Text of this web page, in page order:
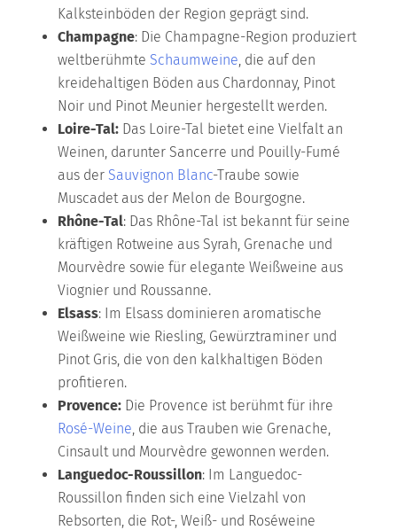
Kalksteinböden der Region geprägt sind.
Champagne: Die Champagne-Region produziert
weltberühmte Schaumweine, die auf den
kreidehaltigen Böden aus Chardonnay, Pinot
Noir und Pinot Meunier hergestellt werden.
Loire-Tal:Das Loire-Tal bietet eine Vielfalt an
Weinen, darunter Sancerre und Pouilly-Fumé
aus der Sauvignon Blanc-Traube sowie
Muscadet aus der Melon de Bourgogne.
Rhône-Tal: Das Rhône-Tal ist bekannt für seine
kräftigen Rotweine aus Syrah, Grenache und
Mourvèdre sowie für elegante Weißweine aus
Viognier und Roussanne.
Elsass: Im Elsass dominieren aromatische
Weißweine wie Riesling, Gewürztraminer und
Pinot Gris, die von den kalkhaltigen Böden
profitieren.
Provence:Die Provence ist berühmt für ihre
Rosé-Weine, die aus Trauben wie Grenache,
Cinsault und Mourvèdre gewonnen werden.
Languedoc-Roussillon: Im Languedoc-
Roussillon finden sich eine Vielzahl von
Rebsorten, die Rot-, Weiß- und Roséweine